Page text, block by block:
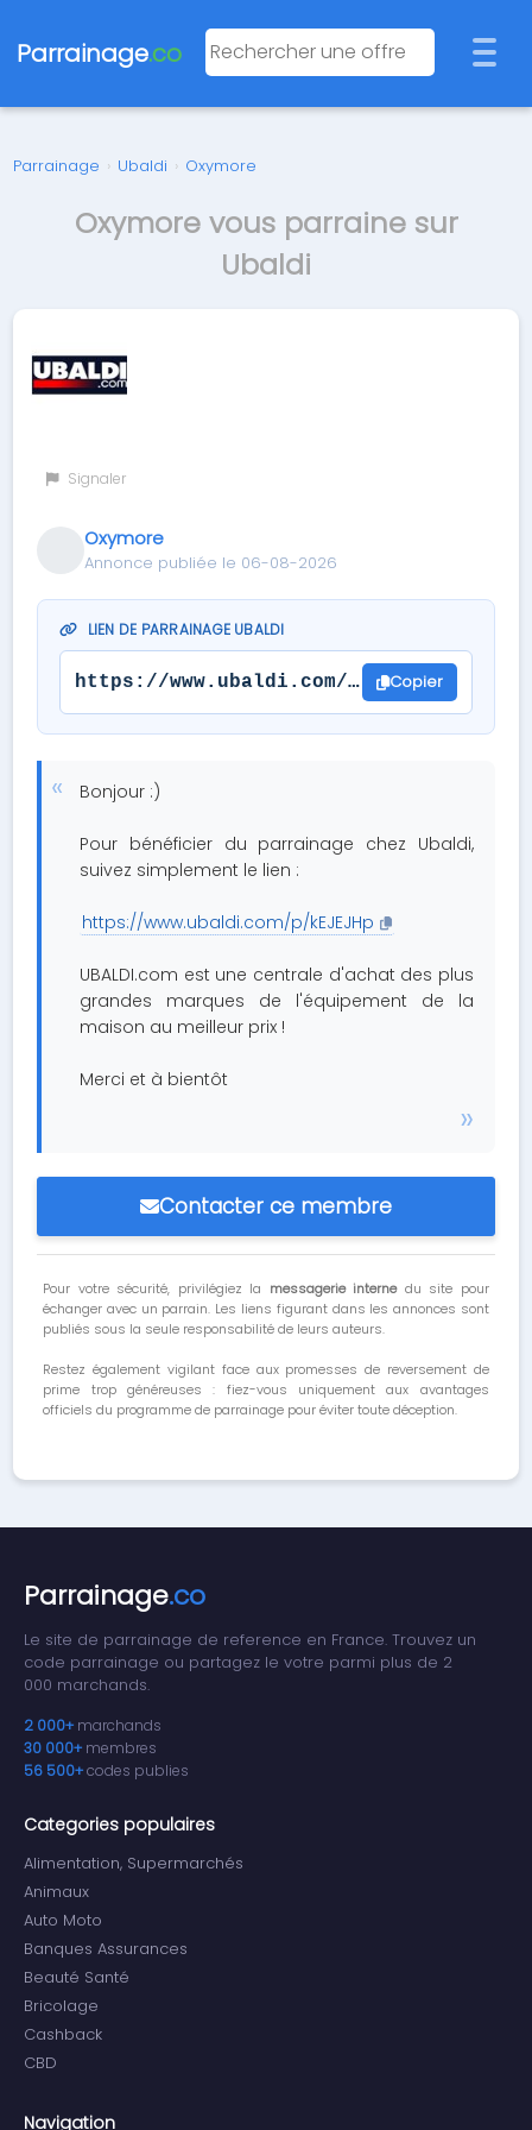
Parrainage.co
Parrainage › Ubaldi › Oxymore
Oxymore vous parraine sur
Ubaldi
Signaler
Oxymore
Annonce publiée le 06-08-2026
LIEN DE PARRAINAGE UBALDI
https://www.ubaldi.com/p/kEJEJHp
Copier
Bonjour :)
Pour bénéficier du parrainage chez Ubaldi,
suivez simplement le lien :
https://www.ubaldi.com/p/kEJEJHp
UBALDI.com est une centrale d'achat des plus
grandes marques de l'équipement de la
maison au meilleur prix !
Merci et à bientôt
Contacter ce membre
Pour votre sécurité, privilégiez la messagerie internedu site pour
échanger avec un parrain. Les liens figurant dans les annonces sont
publiés sous la seule responsabilité de leurs auteurs.
Restez également vigilant face aux promesses de reversement de
prime trop généreuses : fiez-vous uniquement aux avantages
officiels du programme de parrainage pour éviter toute déception.
Parrainage.co
Le site de parrainage de reference en France. Trouvez un
code parrainage ou partagez le votre parmi plus de 2
000 marchands.
2 000+ marchands
30 000+ membres
56 500+codes publies
Categories populaires
Alimentation, Supermarchés
Animaux
Auto Moto
Banques Assurances
Beauté Santé
Bricolage
Cashback
CBD
Navigation